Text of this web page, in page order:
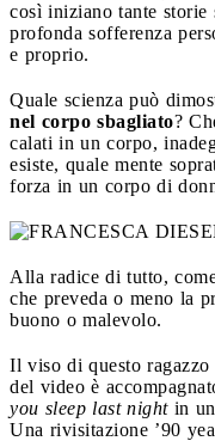
così iniziano tante storie
profonda sofferenza
e proprio.
Quale scienza può
nel corpo sbagliato?
calati in un corpo,
esiste, quale mente
forza in un corpo di
Alla radice di tutto,
che preveda o meno la
buono o malevolo.
Il viso di questo
del video è
you sleep last night in
Una rivisitazione ’90